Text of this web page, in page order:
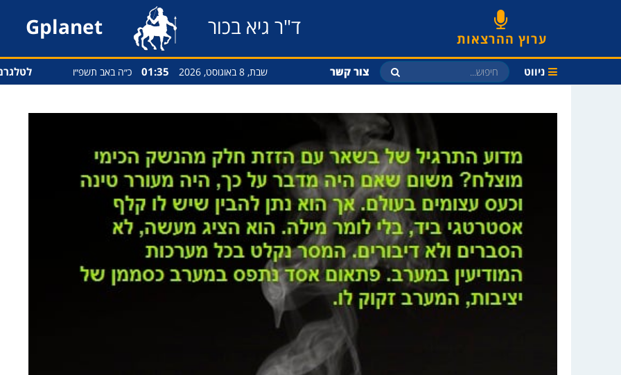
ערוץ ההרצאות ד"ר גיא בכור Gplanet
ניווט צור קשר שבת, 8 באוגוסט, 2026 01:35 כ״ה באב תשפ״ו